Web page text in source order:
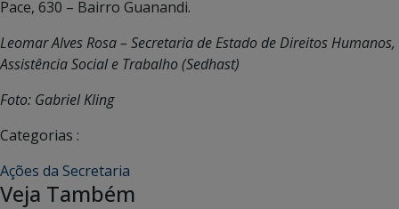
Pace, 630 – Bairro Guanandi.
Leomar Alves Rosa – Secretaria de Estado de Direitos Humanos,
Assistência Social e Trabalho (Sedhast)
Foto: Gabriel Kling
Categorias :
Ações da Secretaria
Veja Também